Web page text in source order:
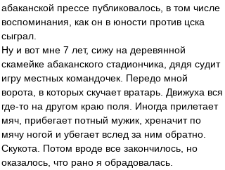
абаканской прессе публиковалось, в том числе
воспоминания, как он в юности против цска
сыграл.
Ну и вот мне 7 лет, сижу на деревянной
скамейке абаканского стадиончика, дядя судит
игру местных командочек. Передо мной
ворота, в которых скучает вратарь. Движуха вся
где-то на другом краю поля. Иногда прилетает
мяч, прибегает потный мужик, хреначит по
мячу ногой и убегает вслед за ним обратно.
Скукота. Потом вроде все закончилось, но
оказалось, что рано я обрадовалась.